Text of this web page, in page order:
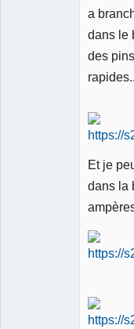
a
dans le
des
Et je
dans la